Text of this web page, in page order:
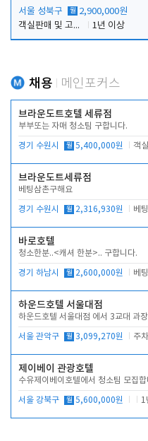
서울 성북구 월 2,900,000원
객실판매 및 고객응대
1년 이상
채용 메인포커스
브라운도트호텔 세류점
부부또는 자매 청소팀 구합니다.
경기 수원시 월 5,400,000원 객
브라운도트세류점
베팅삼촌구해요
경기 수원시 월 2,316,930원 베
바로호텔
청소한분..<캐셔 한분>.. 구합니다.
경기 하남시 월 2,600,000원
하운드호텔 서울대점
하운드호텔 서울대점 에서 3교대 과
서울 관악구 월 3,099,270원
제이베이 관광호텔
수유제이베이호텔에서 청소팀 모집
서울 강북구 월 5,600,000원 1